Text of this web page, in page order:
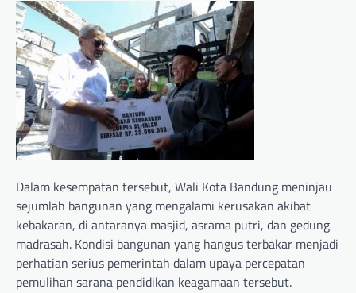
Dalam kesempatan tersebut, Wali Kota Bandung meninjau
sejumlah bangunan yang mengalami kerusakan akibat
kebakaran, di antaranya masjid, asrama putri, dan gedung
madrasah. Kondisi bangunan yang hangus terbakar menjadi
perhatian serius pemerintah dalam upaya percepatan
pemulihan sarana pendidikan keagamaan tersebut.